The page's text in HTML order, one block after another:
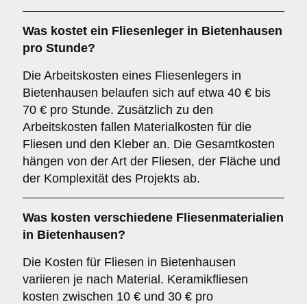
Was kostet ein Fliesenleger in Bietenhausen
pro Stunde?
Die Arbeitskosten eines Fliesenlegers in
Bietenhausen belaufen sich auf etwa 40 € bis
70 € pro Stunde. Zusätzlich zu den
Arbeitskosten fallen Materialkosten für die
Fliesen und den Kleber an. Die Gesamtkosten
hängen von der Art der Fliesen, der Fläche und
der Komplexität des Projekts ab.
Was kosten verschiedene Fliesenmaterialien
in Bietenhausen?
Die Kosten für Fliesen in Bietenhausen
variieren je nach Material. Keramikfliesen
kosten zwischen 10 € und 30 € pro